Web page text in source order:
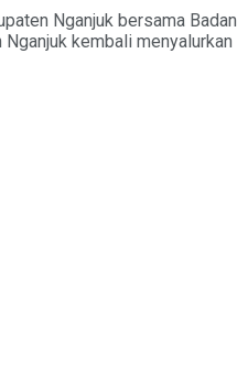
Nganjuk bersama Badan
kembali menyalurkan